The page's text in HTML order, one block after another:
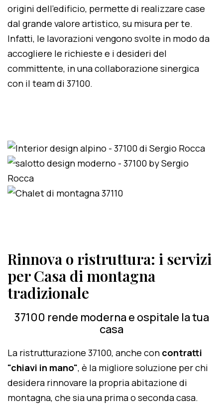
origini dell'edificio, permette di realizzare case
dal grande valore artistico, su misura per te.
Infatti, le lavorazioni vengono svolte in modo da
accogliere le richieste e i desideri del
committente, in una collaborazione sinergica
con il team di 37100.
Rinnova o ristruttura: i servizi
per Casa di montagna
tradizionale
37100 rende moderna e ospitale la tua
casa
La ristrutturazione 37100, anche con contratti
"chiavi in mano", è la migliore soluzione per chi
desidera rinnovare la propria abitazione di
montagna, che sia una prima o seconda casa.